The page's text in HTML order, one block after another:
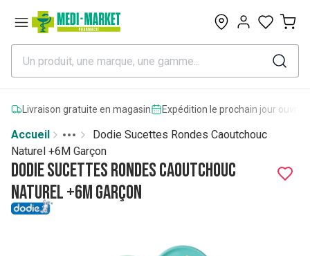
0
Livraison gratuite en magasin Expédition le prochain jour
Accueil
More
Toggle menu
Dodie Sucettes Rondes Caoutchouc
Naturel +6M Garçon
Dodie Sucettes Rondes Caoutchouc
Naturel +6M Garçon